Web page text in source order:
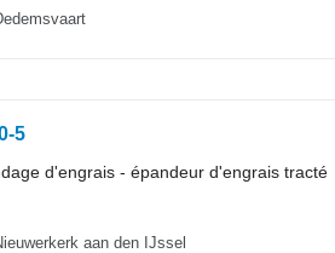
5
d'engrais - épandeur d'engrais tracté
aan den IJssel